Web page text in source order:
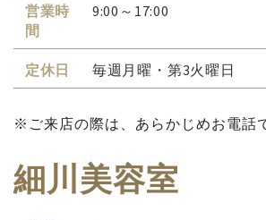
営業時
間
9:00～17:00
定休日 毎週月曜・第3火曜日
※ご来店の際は、あらかじめお電話
細川美容室